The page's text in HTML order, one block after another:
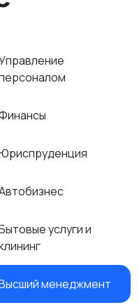
услуги и
менеджмент